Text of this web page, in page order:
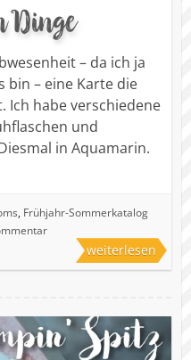
Dinge
– da ich ja
bin – eine Karte die
Ich habe verschiedene
und
in Aquamarin.
, Frühjahr-Sommerkatalog
weiterlesen